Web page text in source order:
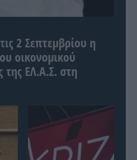
2 Σεπτεμβρίου η
οικονομικού
ΕΛ.Α.Σ. στη